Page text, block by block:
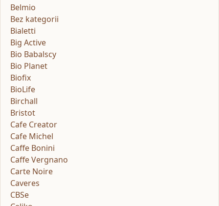
Belmio
Bez kategorii
Bialetti
Big Active
Bio Babalscy
Bio Planet
Biofix
BioLife
Birchall
Bristot
Cafe Creator
Cafe Michel
Caffe Bonini
Caffe Vergnano
Carte Noire
Caveres
CBSe